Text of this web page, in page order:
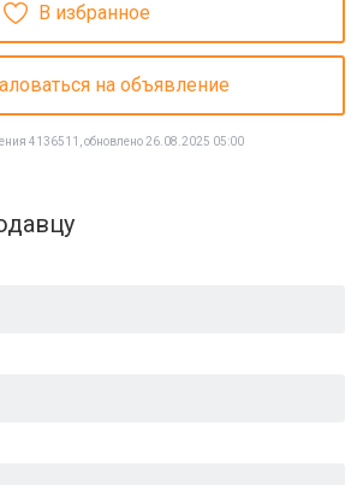
В избранное
на объявление
4136511, обновлено 26.08.2025 05:00